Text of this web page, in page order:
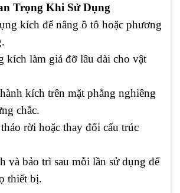
Trọng Khi Sử Dụng
kích để nâng ô tô hoặc phương
kích làm giá đỡ lâu dài cho vật
kích trên mặt phẳng nghiêng
chắc.
rời hoặc thay đổi cấu trúc
và bảo trì sau mỗi lần sử dụng để
thiết bị.